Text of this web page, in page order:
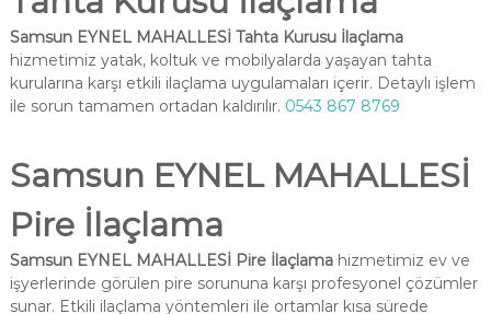
Samsun EYNEL MAHALLESİ Tahta Kurusu İlaçlama
hizmetimiz yatak, koltuk ve mobilyalarda yaşayan tahta
kurularına karşı etkili ilaçlama uygulamaları içerir. Detaylı işlem
ile sorun tamamen ortadan kaldırılır. 0543 867 8769
Samsun EYNEL MAHALLESİ
Pire İlaçlama
Samsun EYNEL MAHALLESİ Pire İlaçlamahizmetimiz ev ve
işyerlerinde görülen pire sorununa karşı profesyonel çözümler
sunar. Etkili ilaçlama yöntemleri ile ortamlar kısa sürede